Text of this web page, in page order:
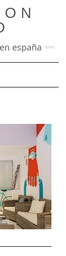
españa
navegación